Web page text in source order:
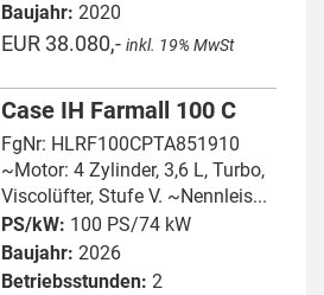
Baujahr: 2020
EUR 38.080,- inkl. 19% MwSt
Case IH Farmall 100 C
FgNr: HLRF100CPTA851910
~Motor: 4 Zylinder, 3,6 L, Turbo,
Viscolüfter, Stufe V. ~Nennleis...
PS/kW: 100 PS/74 kW
Baujahr: 2026
Betriebsstunden: 2